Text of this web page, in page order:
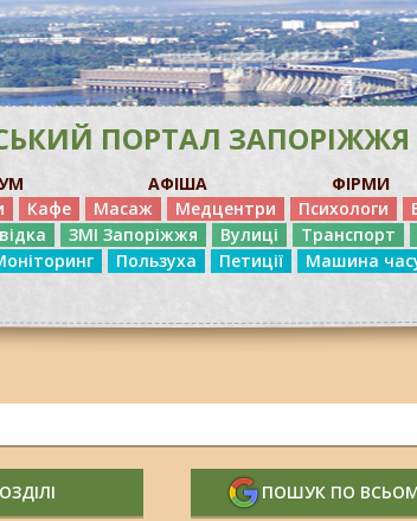
ПОРТАЛ ЗАПОРІЖЖЯ
АФІША ФІРМИ
Кафе Масаж Медцентри Психологи
ЗМІ Запоріжжя Вулиці Транспорт
Пользуха Петиції Машина
ПОШУК ПО